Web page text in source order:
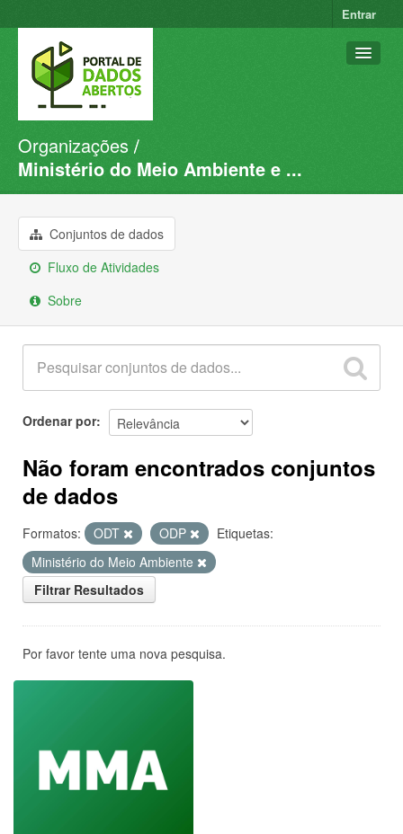
Entrar
Conjuntos de dados
Organizações
Sobre
Organizações
Ministério do Meio Ambiente e ...
Conjuntos de dados
Fluxo de Atividades
Sobre
Ordenar por
Não foram encontrados conjuntos
de dados
Formatos: ODT ODP
Etiquetas:
Ministério do Meio Ambiente
Filtrar Resultados
Por favor tente uma nova pesquisa.